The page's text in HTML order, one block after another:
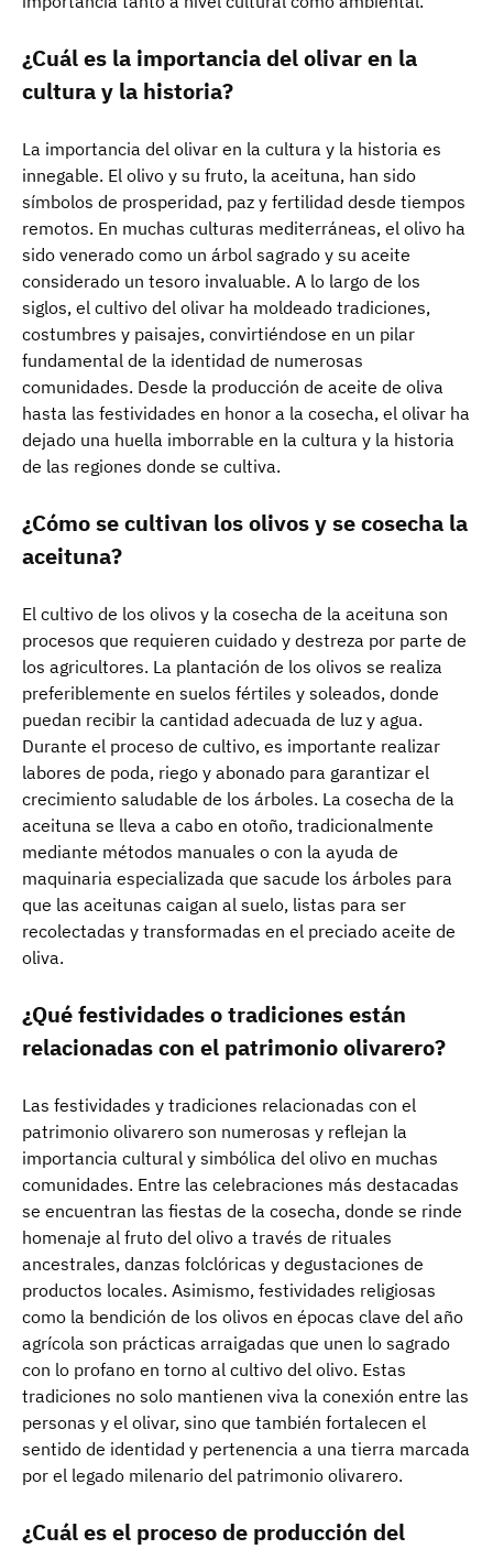
¿Cuál es la importancia del olivar en la
cultura y la historia?
La importancia del olivar en la cultura y la historia es
innegable. El olivo y su fruto, la aceituna, han sido
símbolos de prosperidad, paz y fertilidad desde tiempos
remotos. En muchas culturas mediterráneas, el olivo ha
sido venerado como un árbol sagrado y su aceite
considerado un tesoro invaluable. A lo largo de los
siglos, el cultivo del olivar ha moldeado tradiciones,
costumbres y paisajes, convirtiéndose en un pilar
fundamental de la identidad de numerosas
comunidades. Desde la producción de aceite de oliva
hasta las festividades en honor a la cosecha, el olivar ha
dejado una huella imborrable en la cultura y la historia
de las regiones donde se cultiva.
¿Cómo se cultivan los olivos y se cosecha la
aceituna?
El cultivo de los olivos y la cosecha de la aceituna son
procesos que requieren cuidado y destreza por parte de
los agricultores. La plantación de los olivos se realiza
preferiblemente en suelos fértiles y soleados, donde
puedan recibir la cantidad adecuada de luz y agua.
Durante el proceso de cultivo, es importante realizar
labores de poda, riego y abonado para garantizar el
crecimiento saludable de los árboles. La cosecha de la
aceituna se lleva a cabo en otoño, tradicionalmente
mediante métodos manuales o con la ayuda de
maquinaria especializada que sacude los árboles para
que las aceitunas caigan al suelo, listas para ser
recolectadas y transformadas en el preciado aceite de
oliva.
¿Qué festividades o tradiciones están
relacionadas con el patrimonio olivarero?
Las festividades y tradiciones relacionadas con el
patrimonio olivarero son numerosas y reflejan la
importancia cultural y simbólica del olivo en muchas
comunidades. Entre las celebraciones más destacadas
se encuentran las fiestas de la cosecha, donde se rinde
homenaje al fruto del olivo a través de rituales
ancestrales, danzas folclóricas y degustaciones de
productos locales. Asimismo, festividades religiosas
como la bendición de los olivos en épocas clave del año
agrícola son prácticas arraigadas que unen lo sagrado
con lo profano en torno al cultivo del olivo. Estas
tradiciones no solo mantienen viva la conexión entre las
personas y el olivar, sino que también fortalecen el
sentido de identidad y pertenencia a una tierra marcada
por el legado milenario del patrimonio olivarero.
¿Cuál es el proceso de producción del